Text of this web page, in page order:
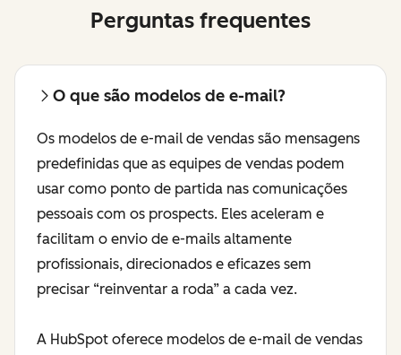
Perguntas frequentes
O que são modelos de e-mail?
Os modelos de e-mail de vendas são mensagens
predefinidas que as equipes de vendas podem
usar como ponto de partida nas comunicações
pessoais com os prospects. Eles aceleram e
facilitam o envio de e-mails altamente
profissionais, direcionados e eficazes sem
precisar “reinventar a roda” a cada vez.
A HubSpot oferece modelos de e-mail de vendas